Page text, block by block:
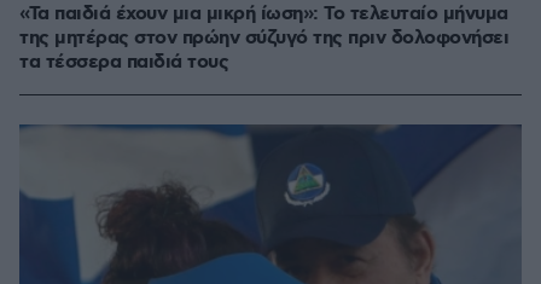
«Τα παιδιά έχουν μια μικρή ίωση»: Το τελευταίο μήνυμα
της μητέρας στον πρώην σύζυγό της πριν δολοφονήσει
τα τέσσερα παιδιά τους